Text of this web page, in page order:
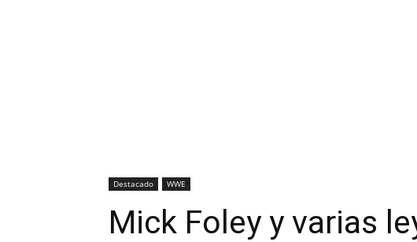
Destacado WWE
Mick Foley y varias